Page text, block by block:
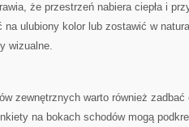
że przestrzeń nabiera ciepła i
‌na⁣ ulubiony kolor ⁤lub zostawić w⁣
wizualne.
zewnętrznych ⁢warto również
na bokach schodów mogą